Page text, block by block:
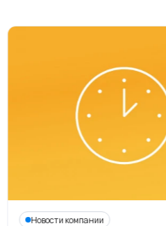
Новости компании